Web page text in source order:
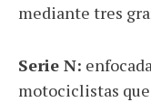
mediante tres
Serie N:
motociclistas